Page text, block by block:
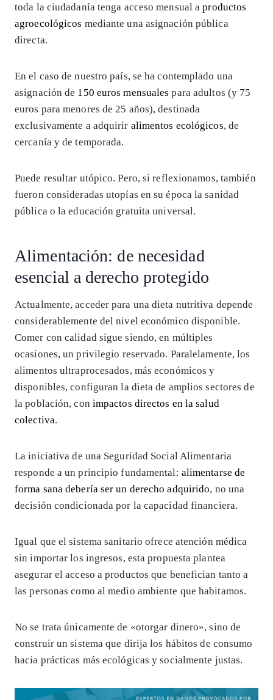
toda la ciudadanía tenga acceso mensual aproductos
agroecológicos mediante una asignación pública
directa.
En el caso de nuestro país, se ha contemplado una
asignación de 150 euros mensuales para adultos (y 75
euros para menores de 25 años), destinada
exclusivamente a adquirir alimentos ecológicos, de
cercanía y de temporada.
Puede resultar utópico. Pero, si reflexionamos, también
fueron consideradas utopías en su época la sanidad
pública o la educación gratuita universal.
Alimentación: de necesidad
esencial a derecho protegido
Actualmente, acceder para una dieta nutritiva depende
considerablemente del nivel económico disponible.
Comer con calidad sigue siendo, en múltiples
ocasiones, un privilegio reservado. Paralelamente, los
alimentos ultraprocesados, más económicos y
disponibles, configuran la dieta de amplios sectores de
la población, con impactos directos en la salud
colectiva.
La iniciativa de una Seguridad Social Alimentaria
responde a un principio fundamental: alimentarse de
forma sana debería ser un derecho adquirido, no una
decisión condicionada por la capacidad financiera.
Igual que el sistema sanitario ofrece atención médica
sin importar los ingresos, esta propuesta plantea
asegurar el acceso a productos que benefician tanto a
las personas como al medio ambiente que habitamos.
No se trata únicamente de «otorgar dinero», sino de
construir un sistema que dirija los hábitos de consumo
hacia prácticas más ecológicas y socialmente justas.